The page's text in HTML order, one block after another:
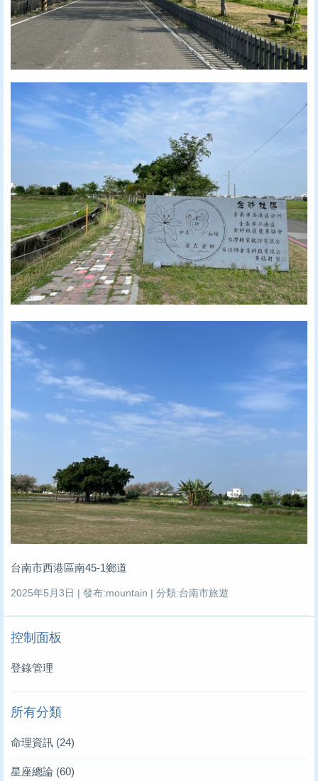
台南市西港區南45-1鄉道
2025年5月3日 | 發布:mountain | 分類:台南市旅遊
控制面板
登錄管理
所有分類
命理資訊 (24)
星座總論 (60)